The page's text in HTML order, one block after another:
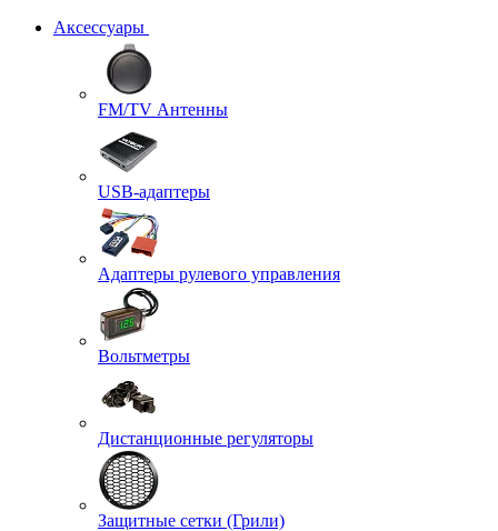
Аксессуары
FM/TV Антенны
USB-адаптеры
Адаптеры рулевого управления
Вольтметры
Дистанционные регуляторы
Защитные сетки (Грили)